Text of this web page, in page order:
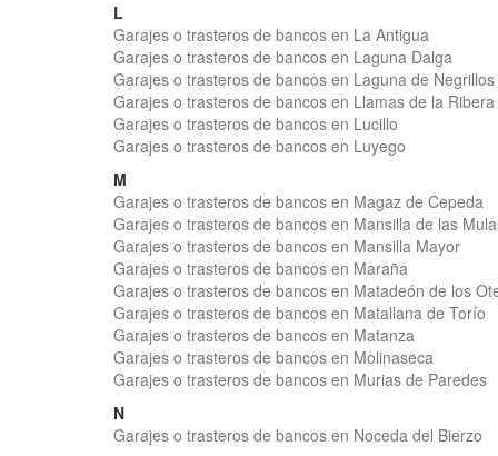
L
Garajes o trasteros de bancos en La Antigua
Garajes o trasteros de bancos en Laguna Dalga
Garajes o trasteros de bancos en Laguna de Negrillos
Garajes o trasteros de bancos en Llamas de la Ribera
Garajes o trasteros de bancos en Lucillo
Garajes o trasteros de bancos en Luyego
M
Garajes o trasteros de bancos en Magaz de Cepeda
Garajes o trasteros de bancos en Mansilla de las
Garajes o trasteros de bancos en Mansilla Mayor
Garajes o trasteros de bancos en Maraña
Garajes o trasteros de bancos en Matadeón de los
Garajes o trasteros de bancos en Matallana de Torío
Garajes o trasteros de bancos en Matanza
Garajes o trasteros de bancos en Molinaseca
Garajes o trasteros de bancos en Murias de Paredes
N
Garajes o trasteros de bancos en Noceda del Bierzo